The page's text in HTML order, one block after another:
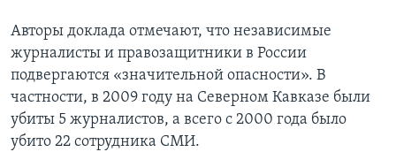
Авторы доклада отмечают, что независимые
журналисты и правозащитники в России
подвергаются «значительной опасности». В
частности, в 2009 году на Северном Кавказе были
убиты 5 журналистов, а всего с 2000 года было
убито 22 сотрудника СМИ.